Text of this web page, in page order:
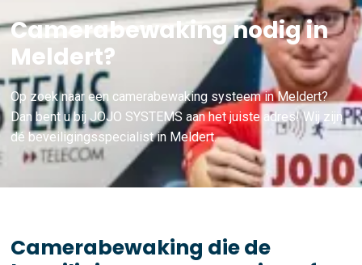
Camerabewaking nodig in
Meldert?
Op zoek naar een camerabewaking systeem in Meldert?
Dan bent u bij JOJO SYSTEMS aan het juiste adres! Wij zijn
dé beveiligingsspecialist in Meldert.
Camerabewaking die de